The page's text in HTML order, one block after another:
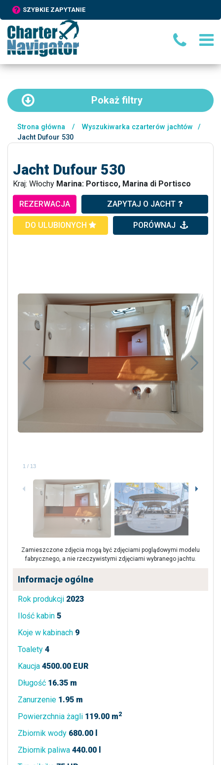
SZYBKIE ZAPYTANIE
Pokaż filtry
Strona główna / Wyszukiwarka czarterów jachtów
/
Jacht Dufour 530
Jacht Dufour 530
Kraj: Włochy Marina: Portisco, Marina di Portisco
REZERWACJA ZAPYTAJ O JACHT
DO ULUBIONYCH PORÓWNAJ
1 / 13
Zamieszczone zdjęcia mogą być zdjęciami poglądowymi modelu
fabrycznego, a nie rzeczywistymi zdjęciami wybranego jachtu.
Informacje ogólne
Rok produkcji 2023
Ilość kabin 5
Koje w kabinach 9
Toalety 4
Kaucja 4500.00 EUR
Długość 16.35 m
Zanurzenie 1.95 m
Powierzchnia żagli 119.00 m2
Zbiornik wody 680.00 l
Zbiornik paliwa 440.00 l